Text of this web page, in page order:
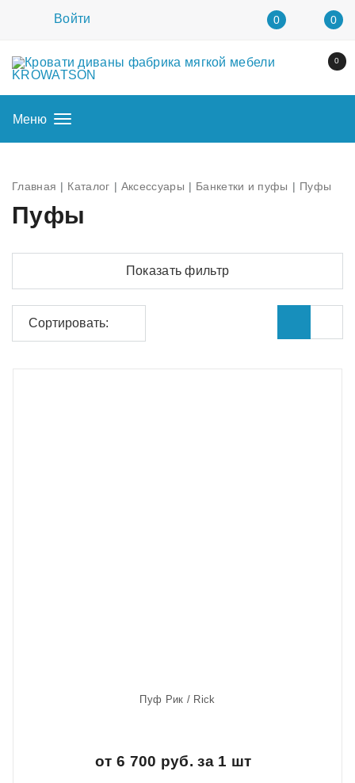
Войти 0 0
0
Меню
Главная Каталог Аксессуары Банкетки и пуфы Пуфы
Пуфы
Показать фильтр
Сортировать:
Пуф Рик / Rick
от 6 700 руб. за 1 шт